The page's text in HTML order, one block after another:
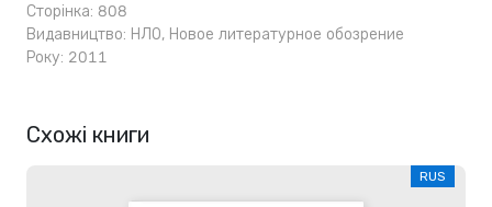
Сторінка: 808
Видавництво: НЛО, Новое литературное обозрение
Року: 2011
Схожі книги
RUS